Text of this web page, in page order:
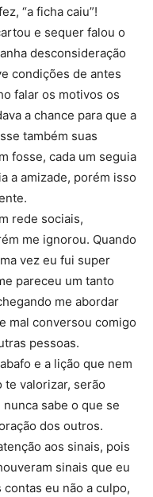
“a ficha caiu”!
e sequer falou o
desconsideração
condições de antes
falar os motivos os
a chance para que a
também suas
fosse, cada um seguia
a amizade, porém isso
rede sociais,
me ignorou. Quando
vez eu fui super
pareceu um tanto
me abordar
mal conversou comigo
pessoas.
e a lição que nem
te valorizar, serão
sabe o que se
dos outros.
aos sinais, pois
sinais que eu
eu não a culpo,